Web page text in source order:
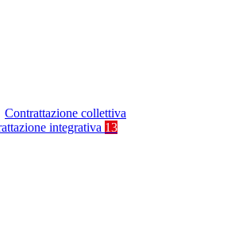
Contrattazione collettiva
integrativa 13